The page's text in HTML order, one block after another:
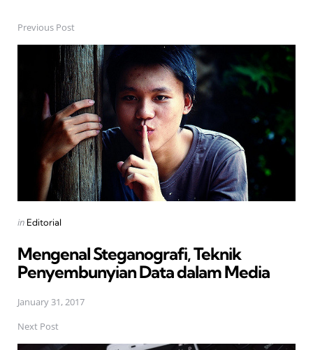
Post
navigation
Previous Post
Posted
in Editorial
Mengenal Steganografi, Teknik
Penyembunyian Data dalam Media
January 31, 2017
Next Post